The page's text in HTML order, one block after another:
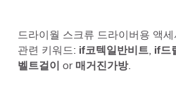
드라이월 스크류 드라이버용 액세
관련 키워드: if코텍일반비트 if드
벨트걸이 or 매거진가방.